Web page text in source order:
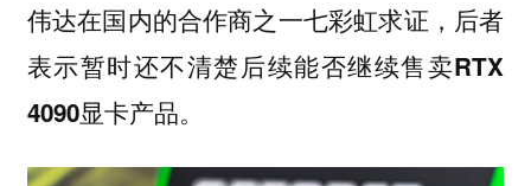
伟达在国内的合作商之一七彩虹求证，后者
表示暂时还不清楚后续能否继续售卖RTX
4090显卡产品。